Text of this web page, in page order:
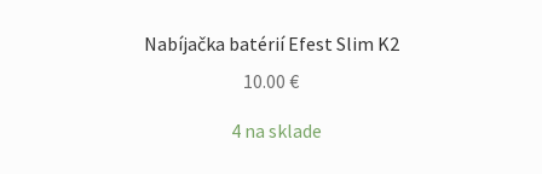
Nabíjačka batérií Efest Slim K2
10.00 €
4 na sklade